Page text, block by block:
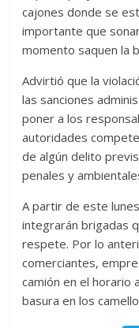
cajones donde se
importante que
momento saquen la
Advirtió que la
las sanciones
poner a los
autoridades
de algún delito
penales y
A partir de este
integrarán brigadas
respete. Por lo
comerciantes,
camión en el horario
basura en los